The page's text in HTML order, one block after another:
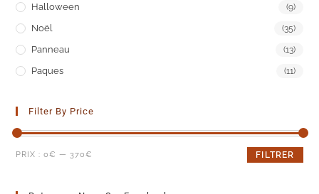
Halloween (9)
Noël (35)
Panneau (13)
Paques (11)
Filter By Price
FILTRER
PRIX :0€ —370€